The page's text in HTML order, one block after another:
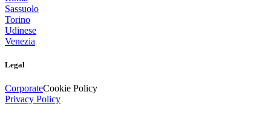
Sassuolo
Torino
Udinese
Venezia
Legal
CorporateCookie Policy
Privacy Policy